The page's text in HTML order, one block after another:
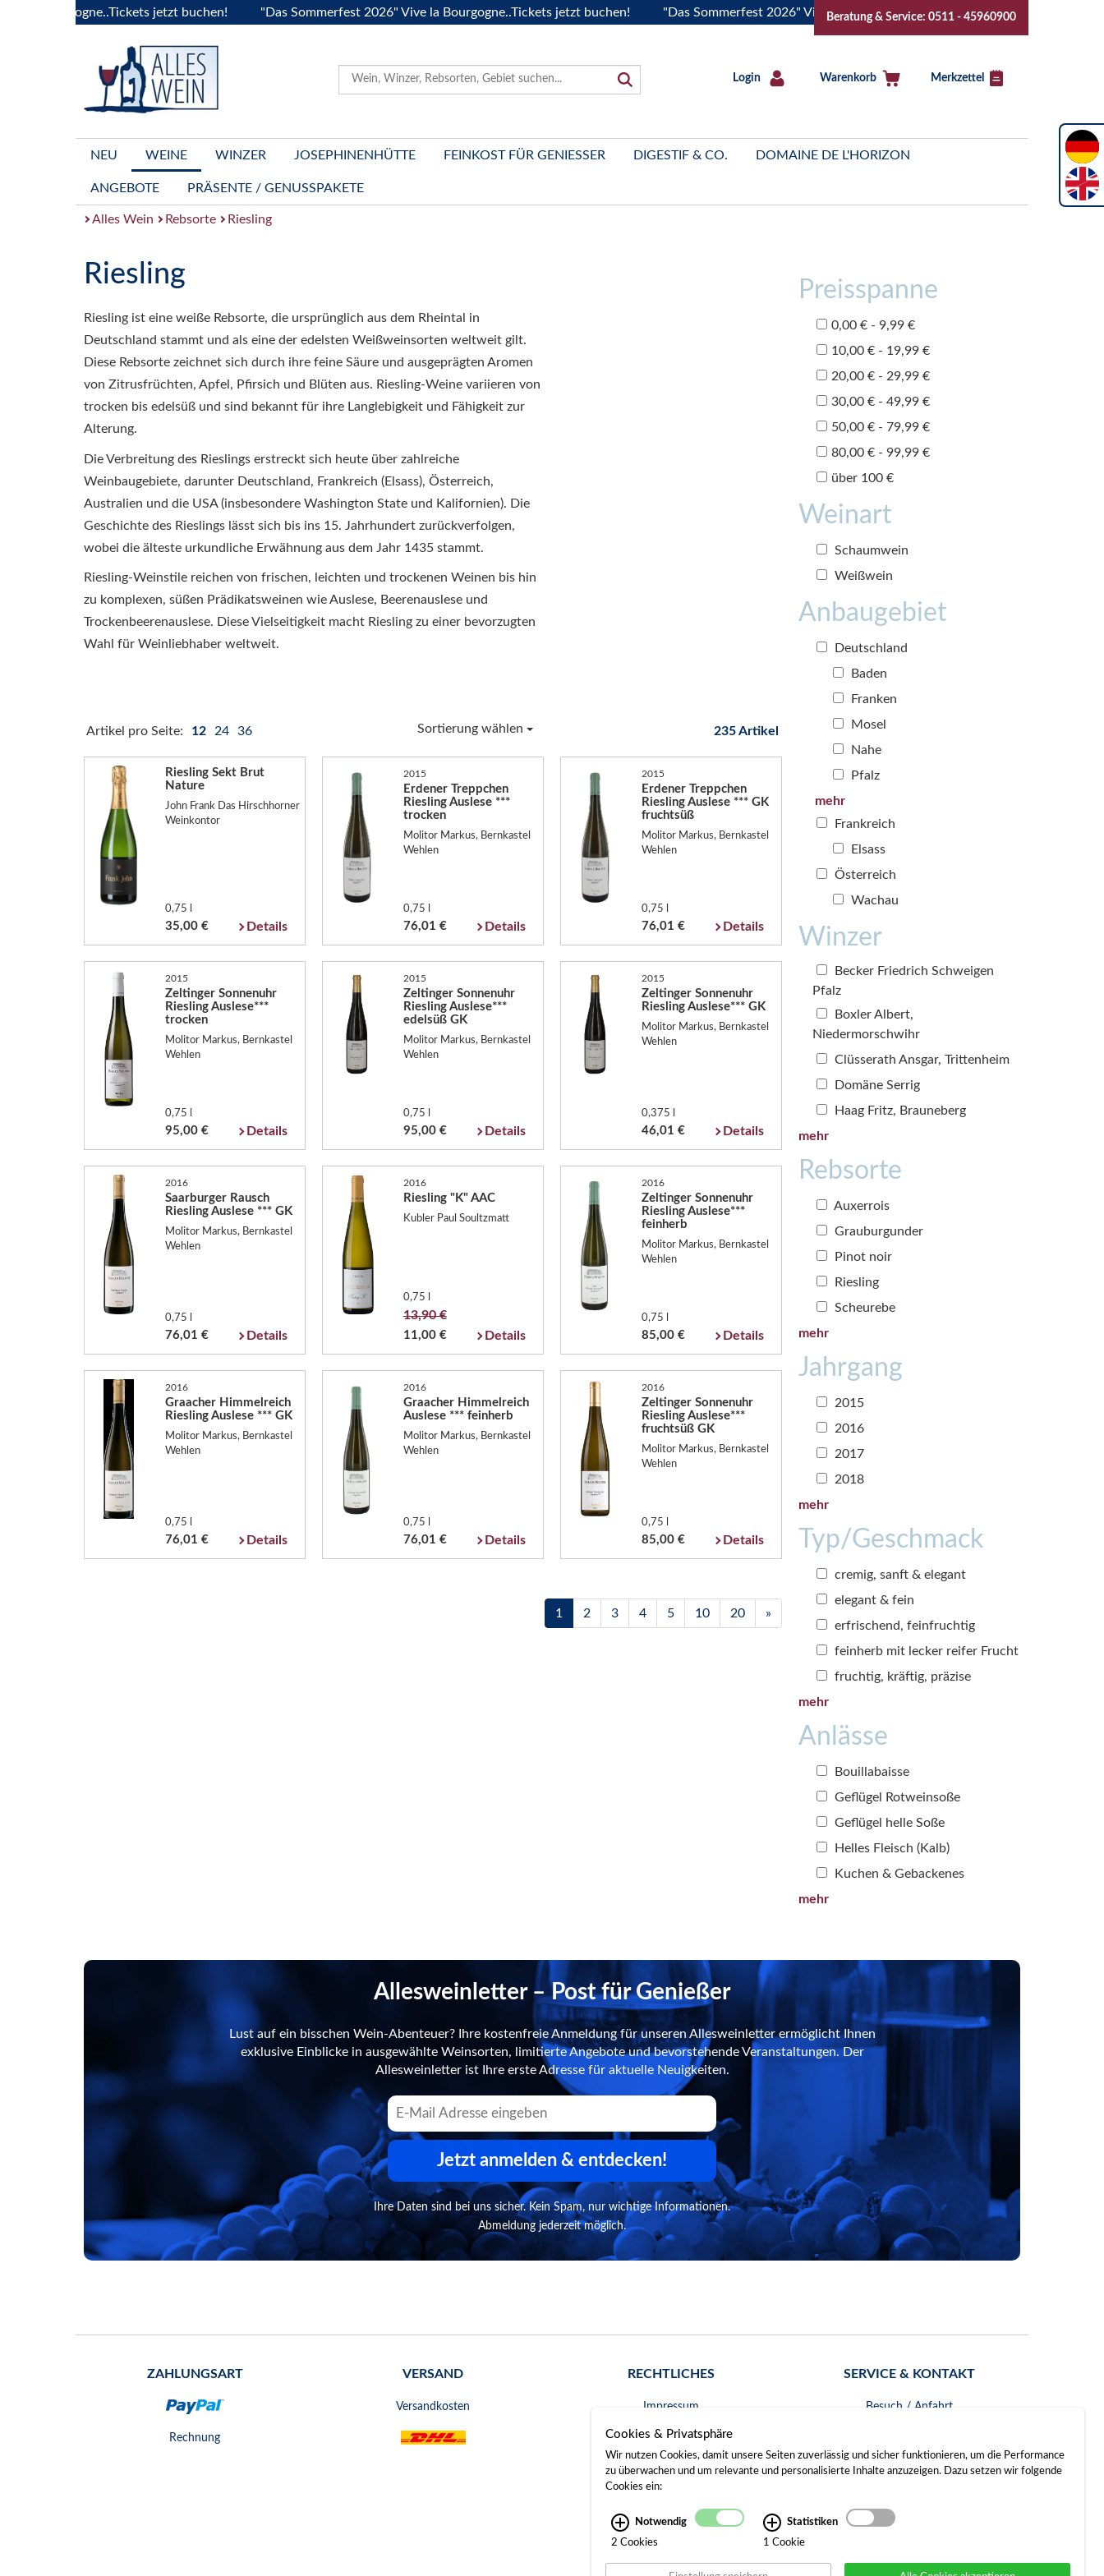
Bourgogne..Tickets jetzt buchen! "Das Sommerfest 2026" Vive la Bourgogne..Tickets jetzt buchen! "Das Sommerfest 2026" Vive la Bourgogne..Tickets jetzt buchen!
Beratung & Service: 0511 - 45960900
Login Warenkorb Merkzettel
NEU WEINE WINZER JOSEPHINENHÜTTE FEINKOST FÜR GENIESSER DIGESTIF & CO. DOMAINE DE L'HORIZON
ANGEBOTE PRÄSENTE / GENUSSPAKETE
Alles Wein Rebsorte Riesling
Riesling
Riesling ist eine weiße Rebsorte, die ursprünglich aus dem Rheintal in
Deutschland stammt und als eine der edelsten Weißweinsorten weltweit gilt.
Diese Rebsorte zeichnet sich durch ihre feine Säure und ausgeprägten Aromen
von Zitrusfrüchten, Apfel, Pfirsich und Blüten aus. Riesling-Weine variieren von
trocken bis edelsüß und sind bekannt für ihre Langlebigkeit und Fähigkeit zur
Alterung.
Die Verbreitung des Rieslings erstreckt sich heute über zahlreiche
Weinbaugebiete, darunter Deutschland, Frankreich (Elsass), Österreich,
Australien und die USA (insbesondere Washington State und Kalifornien). Die
Geschichte des Rieslings lässt sich bis ins 15. Jahrhundert zurückverfolgen,
wobei die älteste urkundliche Erwähnung aus dem Jahr 1435 stammt.
Riesling-Weinstile reichen von frischen, leichten und trockenen Weinen bis hin
zu komplexen, süßen Prädikatsweinen wie Auslese, Beerenauslese und
Trockenbeerenauslese. Diese Vielseitigkeit macht Riesling zu einer bevorzugten
Wahl für Weinliebhaber weltweit.
Artikel pro Seite: 12 24 36 Sortierung wählen 235 Artikel
Riesling Sekt Brut
Nature
John Frank Das Hirschhorner
Weinkontor
0,75 l
35,00 € Details
2015
Erdener Treppchen
Riesling Auslese ***
trocken
Molitor Markus, Bernkastel
Wehlen
0,75 l
76,01 € Details
2015
Erdener Treppchen
Riesling Auslese *** GK
fruchtsüß
Molitor Markus, Bernkastel
Wehlen
0,75 l
76,01 € Details
2015
Zeltinger Sonnenuhr
Riesling Auslese***
trocken
Molitor Markus, Bernkastel
Wehlen
0,75 l
95,00 € Details
2015
Zeltinger Sonnenuhr
Riesling Auslese***
edelsüß GK
Molitor Markus, Bernkastel
Wehlen
0,75 l
95,00 € Details
2015
Zeltinger Sonnenuhr
Riesling Auslese*** GK
Molitor Markus, Bernkastel
Wehlen
0,375 l
46,01 € Details
2016
Saarburger Rausch
Riesling Auslese *** GK
Molitor Markus, Bernkastel
Wehlen
0,75 l
76,01 € Details
2016
Riesling "K" AAC
Kubler Paul Soultzmatt
0,75 l
13,90 €
11,00 € Details
2016
Zeltinger Sonnenuhr
Riesling Auslese***
feinherb
Molitor Markus, Bernkastel
Wehlen
0,75 l
85,00 € Details
2016
Graacher Himmelreich
Riesling Auslese *** GK
Molitor Markus, Bernkastel
Wehlen
0,75 l
76,01 € Details
2016
Graacher Himmelreich
Auslese *** feinherb
Molitor Markus, Bernkastel
Wehlen
0,75 l
76,01 € Details
2016
Zeltinger Sonnenuhr
Riesling Auslese***
fruchtsüß GK
Molitor Markus, Bernkastel
Wehlen
0,75 l
85,00 € Details
1 2 3 4 5 10 20 »
Preisspanne
0,00 € - 9,99 €
10,00 € - 19,99 €
20,00 € - 29,99 €
30,00 € - 49,99 €
50,00 € - 79,99 €
80,00 € - 99,99 €
über 100 €
Weinart
Schaumwein
Weißwein
Anbaugebiet
Deutschland
Baden
Franken
Mosel
Nahe
Pfalz
mehr
Frankreich
Elsass
Österreich
Wachau
Winzer
Becker Friedrich Schweigen
Pfalz
Boxler Albert,
Niedermorschwihr
Clüsserath Ansgar, Trittenheim
Domäne Serrig
Haag Fritz, Brauneberg
mehr
Rebsorte
Auxerrois
Grauburgunder
Pinot noir
Riesling
Scheurebe
mehr
Jahrgang
2015
2016
2017
2018
mehr
Typ/Geschmack
cremig, sanft & elegant
elegant & fein
erfrischend, feinfruchtig
feinherb mit lecker reifer Frucht
fruchtig, kräftig, präzise
mehr
Anlässe
Bouillabaisse
Geflügel Rotweinsoße
Geflügel helle Soße
Helles Fleisch (Kalb)
Kuchen & Gebackenes
mehr
Allesweinletter – Post für Genießer
Lust auf ein bisschen Wein-Abenteuer? Ihre kostenfreie Anmeldung für unseren Allesweinletter ermöglicht Ihnen
exklusive Einblicke in ausgewählte Weinsorten, limitierte Angebote und bevorstehende Veranstaltungen. Der
Allesweinletter ist Ihre erste Adresse für aktuelle Neuigkeiten.
Jetzt anmelden & entdecken!
Ihre Daten sind bei uns sicher. Kein Spam, nur wichtige Informationen.
Abmeldung jederzeit möglich.
ZAHLUNGSART
Rechnung
VERSAND
Versandkosten
RECHTLICHES
Impressum
AGB
Widerrufsrecht
Gerichtsstand
SERVICE & KONTAKT
Besuch / Anfahrt
Cookies & Privatsphäre
Wir nutzen Cookies, damit unsere Seiten zuverlässig und sicher funktionieren, um die Performance
zu überwachen und um relevante und personalisierte Inhalte anzuzeigen. Dazu setzen wir folgende
Cookies ein:
Notwendig
2 Cookies
Statistiken
1 Cookie